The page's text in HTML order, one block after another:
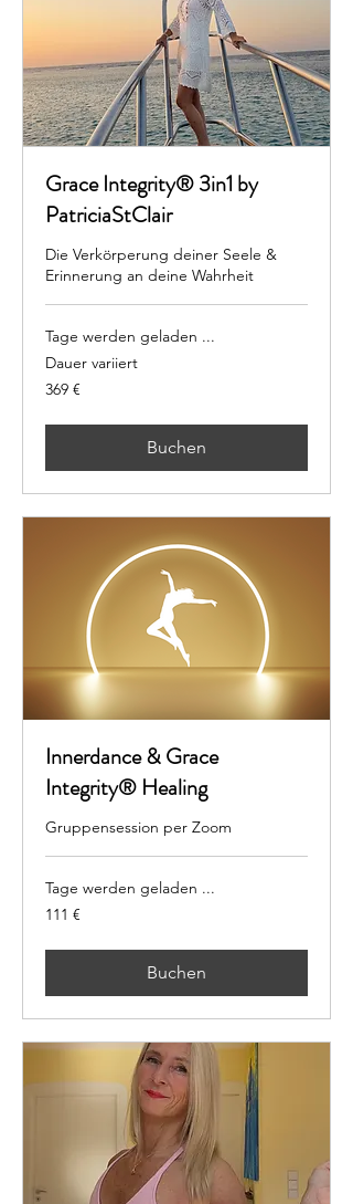
Grace Integrity® 3in1 by
PatriciaStClair
Die Verkörperung deiner Seele &
Erinnerung an deine Wahrheit
Tage werden geladen ...
Dauer variiert
369
Euro
369 €
Buchen
Innerdance & Grace
Integrity® Healing
Gruppensession per Zoom
Tage werden geladen ...
111
Euro
111 €
Buchen